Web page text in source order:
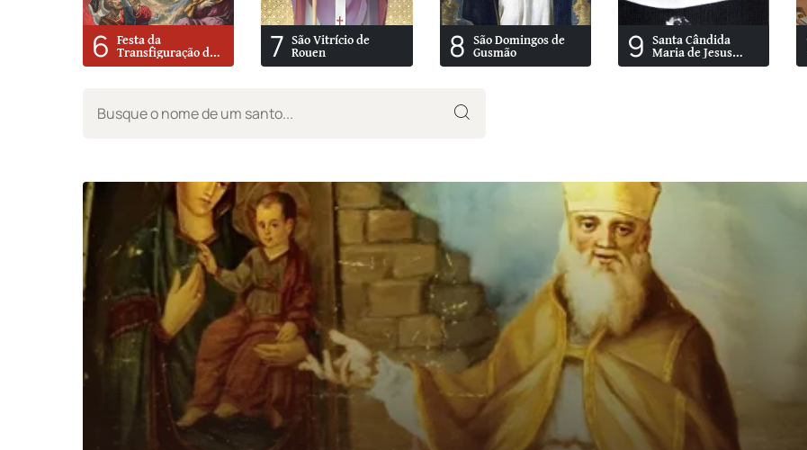
6 Festa da
Transfiguração do
Senhor No Monte 7 São Vitrício de
Rouen 8 São Domingos de
Gusmão 9 Santa Cândida
Maria de Jesus
Cipitria